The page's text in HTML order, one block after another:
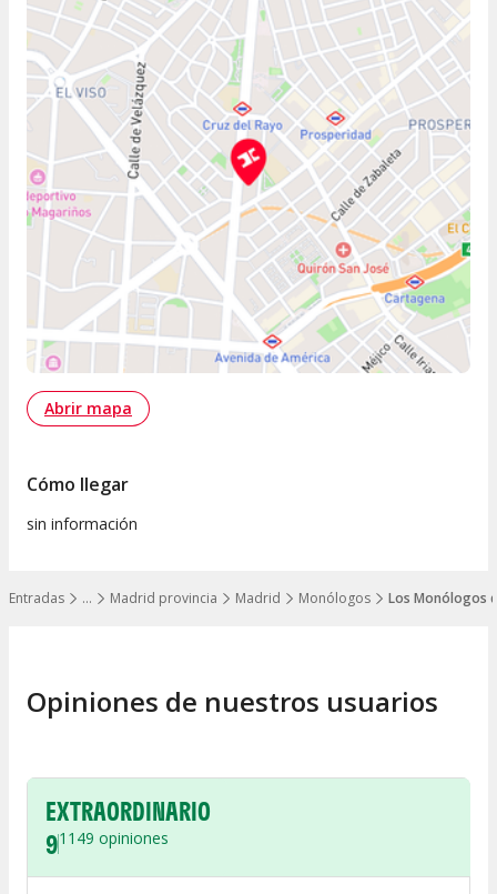
…
Mostrar todos los niveles
Entradas Madrid provincia Madrid Monólogos Los Monólogos
Abrir mapa
Cómo llegar
sin información
Opiniones de nuestros usuarios
EXTRAORDINARIO
91149 opiniones